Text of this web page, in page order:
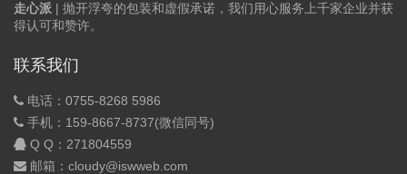
走心派 | 抛开浮夸的包装和虚假承诺，我们用心服务上千家企业并获
得认可和赞许。
联系我们
电话：0755-8268 5986
手机：159-8667-8737(微信同号)
Q Q： 271804559
邮箱：cloudy@iswweb.com